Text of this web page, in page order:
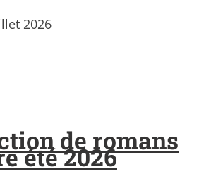
2026
de romans
été 2026